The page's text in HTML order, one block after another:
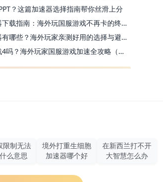
？这篇加速器选择指南帮你丝滑上分
美国打我的起源加速器下载指南：海外玩国服游戏不再卡的终极方案
江南百景图国外加速器有哪些？海外玩家亲测好用的选择与避坑指南
去国外能打王国保卫战4吗？海外玩家国服游戏加速全攻略（附公主连结幻想江湖实测）
限制无法
么意思
境外打重生细胞
加速器哪个好
在新西兰打不开
大智慧怎么办